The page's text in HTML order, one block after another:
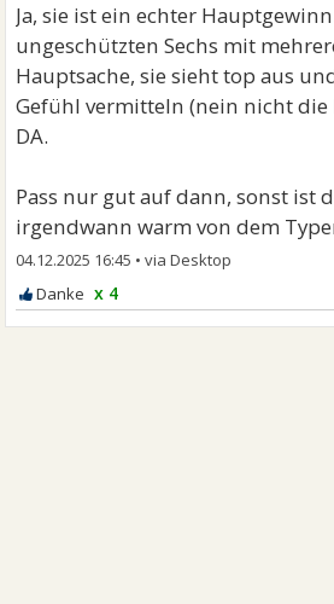
Ja, sie ist ein echter
ungeschützten Sechs mit
Hauptsache, sie sieht top aus
Gefühl vermitteln (nein nicht die
DA.
Pass nur gut auf dann, sonst ist
irgendwann warm von dem
04.12.2025 16:45 •
x 4